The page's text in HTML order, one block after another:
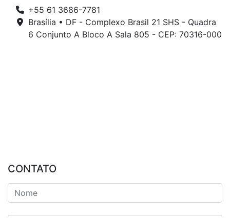
+55 61 3686-7781
Brasília • DF - Complexo Brasil 21 SHS - Quadra
6 Conjunto A Bloco A Sala 805 - CEP: 70316-000
CONTATO